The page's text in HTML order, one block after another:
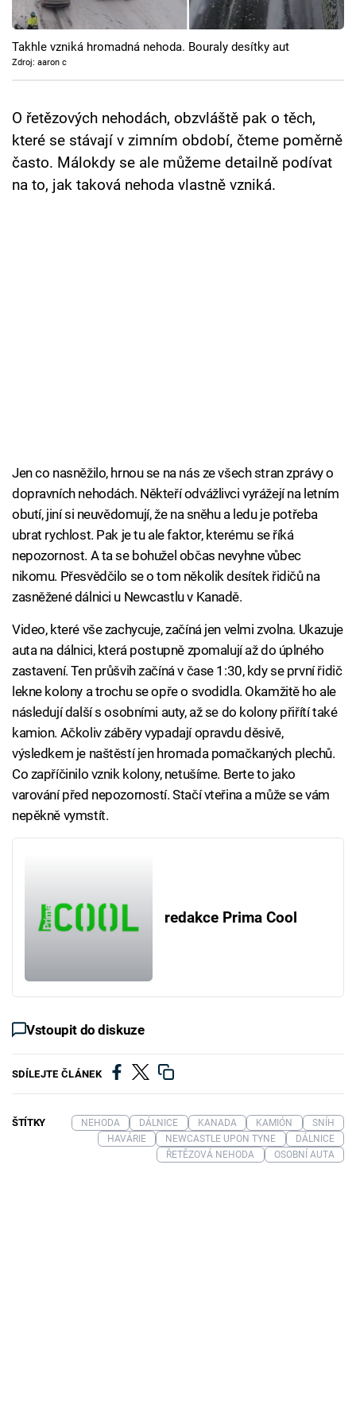
Cool Esport
Pořady
Sledujte prima+
Přihlášení
Takhle vzniká hromadná nehoda. Bouraly desítky aut
Zdroj: aaron c
O řetězových nehodách, obzvláště pak o těch,
které se stávají v zimním období, čteme poměrně
často. Málokdy se ale můžeme detailně podívat
na to, jak taková nehoda vlastně vzniká.
Jen co nasněžilo, hrnou se na nás ze všech stran zprávy o
dopravních nehodách. Někteří odvážlivci vyrážejí na letním
obutí, jiní si neuvědomují, že na sněhu a ledu je potřeba
ubrat rychlost. Pak je tu ale faktor, kterému se říká
nepozornost. A ta se bohužel občas nevyhne vůbec
nikomu. Přesvědčilo se o tom několik desítek řidičů na
zasněžené dálnici u Newcastlu v Kanadě.
Video, které vše zachycuje, začíná jen velmi zvolna. Ukazuje
auta na dálnici, která postupně zpomalují až do úplného
zastavení. Ten průšvih začíná v čase 1:30, kdy se první řidič
lekne kolony a trochu se opře o svodidla. Okamžitě ho ale
následují další s osobními auty, až se do kolony přiřítí také
kamion. Ačkoliv záběry vypadají opravdu děsivě,
výsledkem je naštěstí jen hromada pomačkaných plechů.
Co zapříčinilo vznik kolony, netušíme. Berte to jako
varování před nepozorností. Stačí vteřina a může se vám
nepěkně vymstít.
redakce Prima Cool
Vstoupit do diskuze
SDÍLEJTE ČLÁNEK
ŠTÍTKY NEHODA DÁLNICE KANADA KAMIÓN
SNÍH
HAVÁRIE
NEWCASTLE UPON TYNE
DÁLNICE
ŘETĚZOVÁ NEHODA
OSOBNÍ AUTA